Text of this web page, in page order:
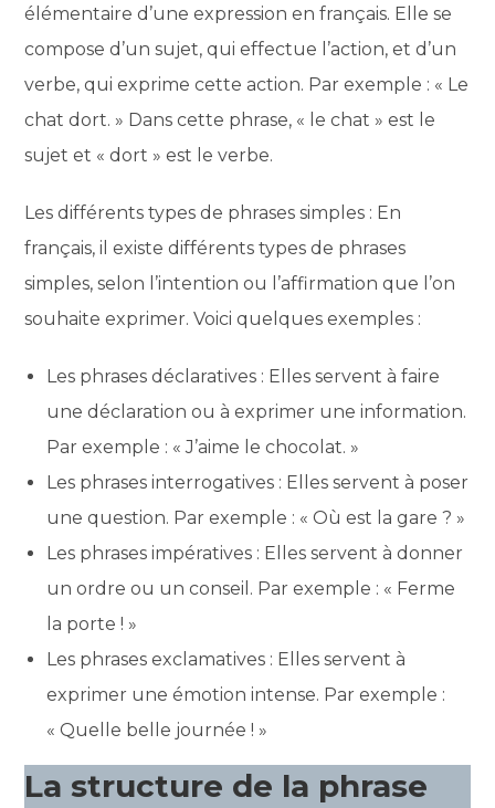
élémentaire d’une expression en français. Elle se
compose d’un sujet, qui effectue l’action, et d’un
verbe, qui exprime cette action. Par exemple : « Le
chat dort. » Dans cette phrase, « le chat » est le
sujet et « dort » est le verbe.
Les différents types de phrases simples : En
français, il existe différents types de phrases
simples, selon l’intention ou l’affirmation que l’on
souhaite exprimer. Voici quelques exemples :
Les phrases déclaratives : Elles servent à faire
une déclaration ou à exprimer une information.
Par exemple : « J’aime le chocolat. »
Les phrases interrogatives : Elles servent à poser
une question. Par exemple : « Où est la gare ? »
Les phrases impératives : Elles servent à donner
un ordre ou un conseil. Par exemple : « Ferme
la porte ! »
Les phrases exclamatives : Elles servent à
exprimer une émotion intense. Par exemple :
« Quelle belle journée ! »
La structure de la phrase